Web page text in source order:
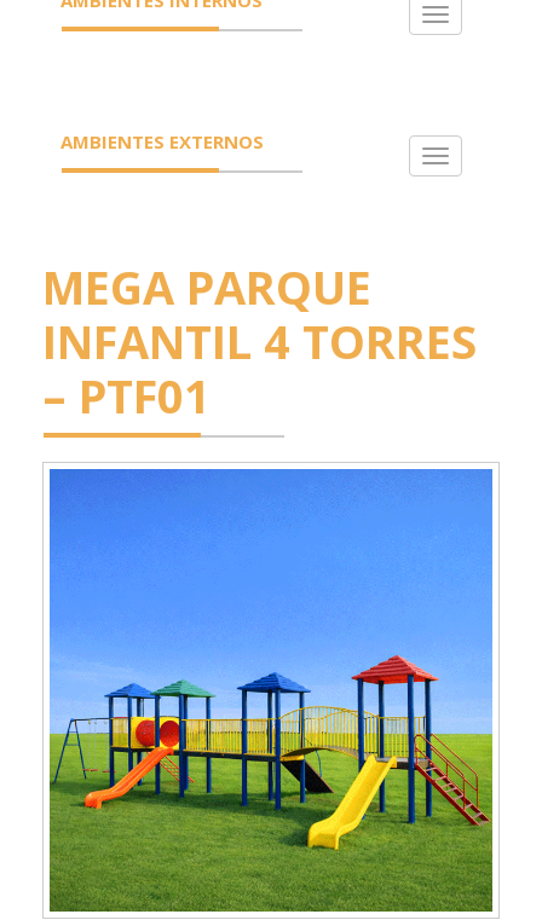
Toggle
AMBIENTES EXTERNOS
Toggle
MEGA PARQUE
INFANTIL 4 TORRES
– PTF01